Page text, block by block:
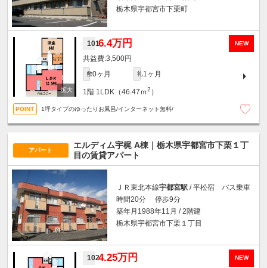
栃木県宇都宮市下栗町
NEW
1016.4万円
3,500円
敷0ヶ月 礼1ヶ月
1階 1LDK（46.47ｍ2 ）
1坪タイプのゆったりお風呂/インターネット無料/
アパート
エルディム宇梶 A棟｜栃木県宇都宮市下栗１丁
目の賃貸アパート
ＪＲ東北本線宇都宮駅 / 平松宿 バス乗車
時間20分 停歩9分
築年月1988年11月 / 2階建
栃木県宇都宮市下栗１丁目
NEW
1024.25万円